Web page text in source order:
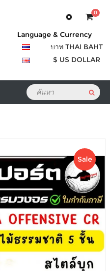
0
Language & Currency
บาท THAI BAHT
$ US DOLLAR
Sale